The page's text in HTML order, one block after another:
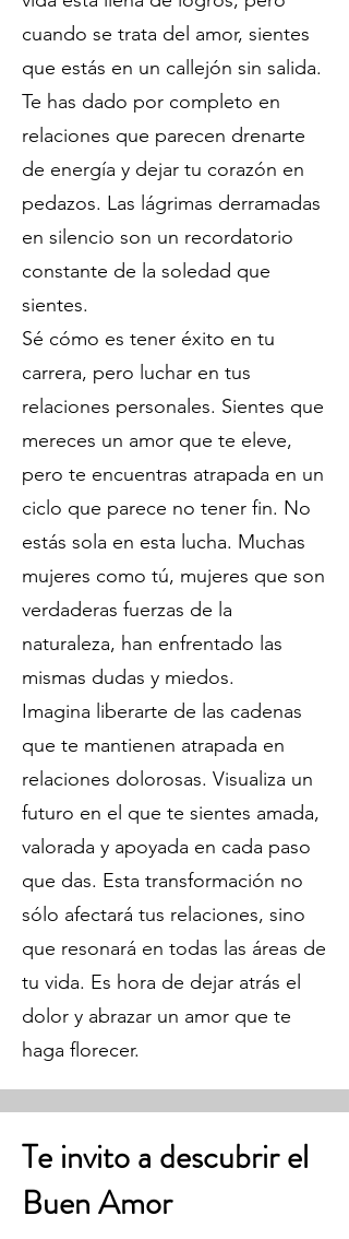
cuando se trata del amor, sientes
que estás en un callejón sin salida.
Te has dado por completo en
relaciones que parecen drenarte
de energía y dejar tu corazón en
pedazos. Las lágrimas derramadas
en silencio son un recordatorio
constante de la soledad que
sientes.
Sé cómo es tener éxito en tu
carrera, pero luchar en tus
relaciones personales. Sientes que
mereces un amor que te eleve,
pero te encuentras atrapada en un
ciclo que parece no tener fin. No
estás sola en esta lucha. Muchas
mujeres como tú, mujeres que son
verdaderas fuerzas de la
naturaleza, han enfrentado las
mismas dudas y miedos.
Imagina liberarte de las cadenas
que te mantienen atrapada en
relaciones dolorosas. Visualiza un
futuro en el que te sientes amada,
valorada y apoyada en cada paso
que das. Esta transformación no
sólo afectará tus relaciones, sino
que resonará en todas las áreas de
tu vida. Es hora de dejar atrás el
dolor y abrazar un amor que te
haga florecer.
Te invito a descubrir el
Buen Amor